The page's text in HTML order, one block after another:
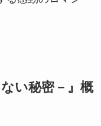
い秘密－』 概